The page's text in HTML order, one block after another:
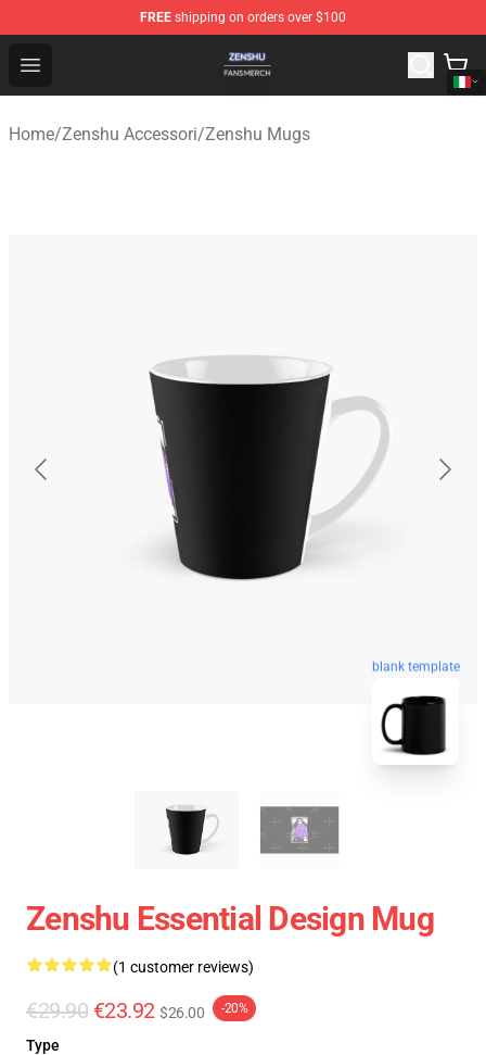
FREE shipping on orders over $100
Open menu
Zenshu Shop - Official Zenshu Merchandise Store
Home/Zenshu Accessori/Zenshu Mugs
blank template
Zenshu Essential Design Mug
(1 customer reviews)
€29.90 €23.92 $26.00 -20%
Type